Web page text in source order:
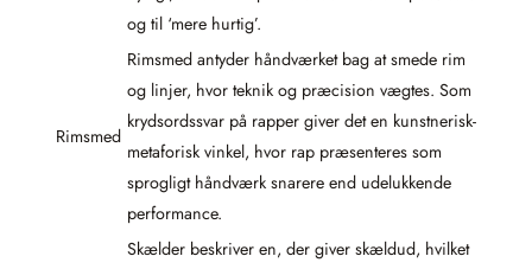
og til ‘mere hurtig’.
Rimsmed
Rimsmed antyder håndværket bag at smede rim
og linjer, hvor teknik og præcision vægtes. Som
krydsordssvar på rapper giver det en kunstnerisk-
metaforisk vinkel, hvor rap præsenteres som
sprogligt håndværk snarere end udelukkende
performance.
Skælder beskriver en, der giver skældud, hvilket